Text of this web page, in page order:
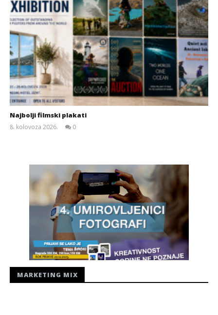
Najbolji filmski plakati
8. kolovoza 2026.
0
MARKETING MIX